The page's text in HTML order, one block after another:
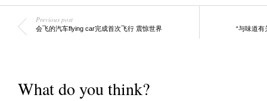
Previous post
会飞的汽车flying car完成首次飞行 震惊世界 “与味道
What do you think?